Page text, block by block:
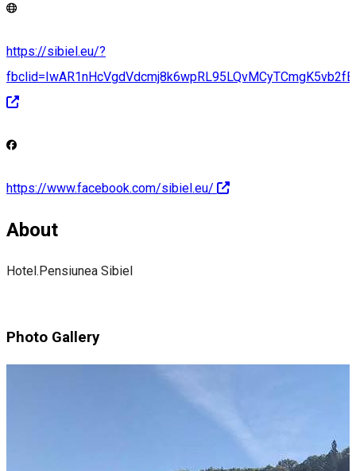
https://sibiel.eu/?
https://www.facebook.com/sibiel.eu/
About
Hotel.Pensiunea Sibiel
Photo Gallery